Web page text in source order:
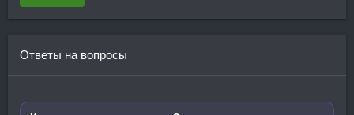
Ответы на вопросы